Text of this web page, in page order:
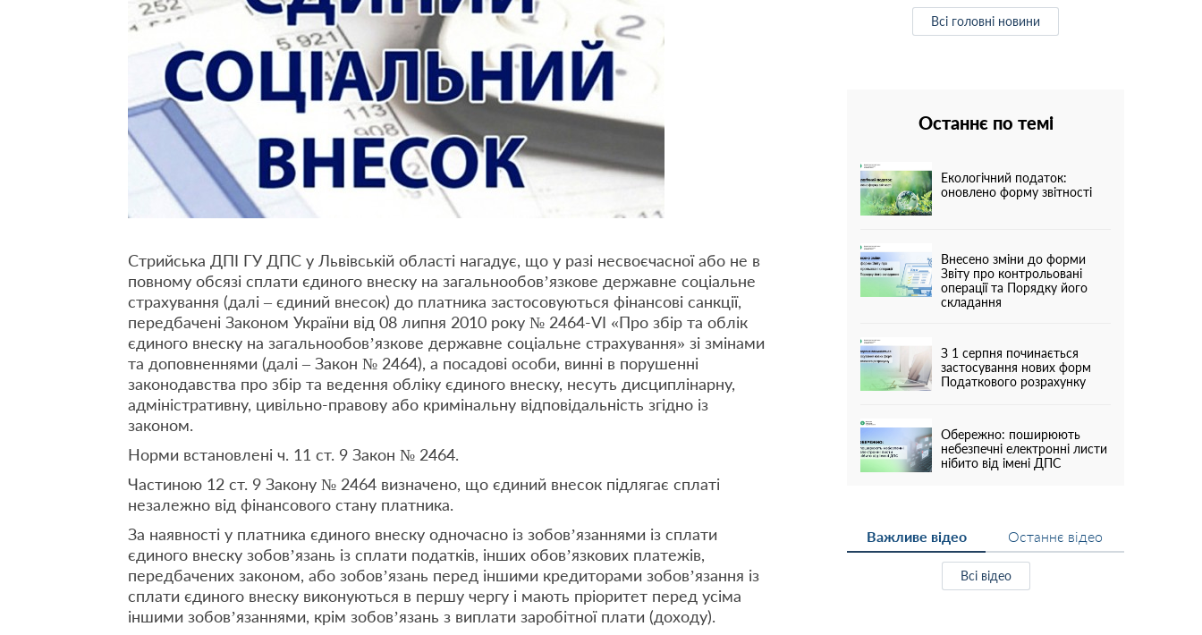
Стрийська ДПІ ГУ ДПС у Львівській області нагадує, що у разі несвоєчасної або не в
повному обсязі сплати єдиного внеску на загальнообов’язкове державне соціальне
страхування (далі – єдиний внесок) до платника застосовуються фінансові санкції,
передбачені Законом України від 08 липня 2010 року № 2464-VI «Про збір та облік
єдиного внеску на загальнообов’язкове державне соціальне страхування» зі змінами
та доповненнями (далі – Закон № 2464), а посадові особи, винні в порушенні
законодавства про збір та ведення обліку єдиного внеску, несуть дисциплінарну,
адміністративну, цивільно-правову або кримінальну відповідальність згідно із
законом.
Норми встановлені ч. 11 ст. 9 Закон № 2464.
Частиною 12 ст. 9 Закону № 2464 визначено, що єдиний внесок підлягає сплаті
незалежно від фінансового стану платника.
За наявності у платника єдиного внеску одночасно із зобов’язаннями із сплати
єдиного внеску зобов’язань із сплати податків, інших обов’язкових платежів,
передбачених законом, або зобов’язань перед іншими кредиторами зобов’язання із
сплати єдиного внеску виконуються в першу чергу і мають пріоритет перед усіма
іншими зобов’язаннями, крім зобов’язань з виплати заробітної плати (доходу).
Всі головні новини
Останнє по темі
Екологічний податок:
оновлено форму звітності
Внесено зміни до форми
Звіту про контрольовані
операції та Порядку його
складання
З 1 серпня починається
застосування нових форм
Податкового розрахунку
Обережно: поширюють
небезпечні електронні листи
нібито від імені ДПС
Важливе відео Останнє відео
Всі відео